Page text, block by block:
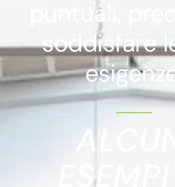
puntuali,
soddisfare
ALCUNI
ESEMPI